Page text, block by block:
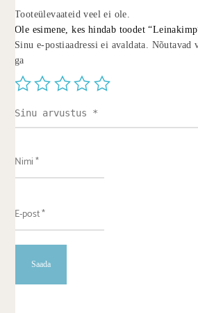
Tooteülevaateid veel ei ole.
Ole esimene, kes hindab toodet
Sinu e-postiaadressi ei avaldata.
Nõutavad
ga